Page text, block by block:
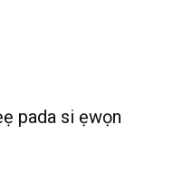
pada si ẹwọn